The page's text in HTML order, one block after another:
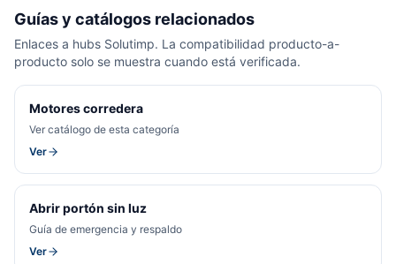
Guías y catálogos relacionados
Enlaces a hubs Solutimp. La compatibilidad producto-a-
producto solo se muestra cuando está verificada.
Motores corredera
Ver catálogo de esta categoría
Ver
Abrir portón sin luz
Guía de emergencia y respaldo
Ver